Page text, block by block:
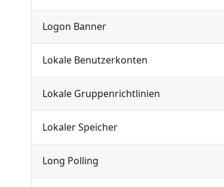
Logon Banner
Lokale Benutzerkonten
Lokale Gruppenrichtlinien
Lokaler Speicher
Long Polling